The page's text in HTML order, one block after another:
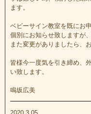
ます。
ベビーサイン教室を既にお
個別にお知らせ致しますが
また変更がありましたら、
皆様今一度気を引き締め、
い致します。
鳴坂広美